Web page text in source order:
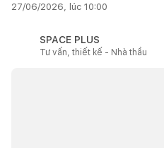
27/06/2026, lúc 10:00
SPACE PLUS
Tư vấn, thiết kế - Nhà thầu